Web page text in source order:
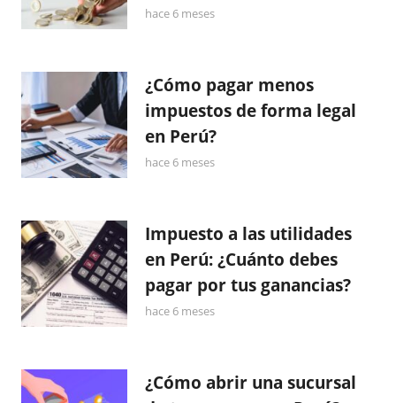
hace 6 meses
¿Cómo pagar menos
impuestos de forma legal
en Perú?
hace 6 meses
Impuesto a las utilidades
en Perú: ¿Cuánto debes
pagar por tus ganancias?
hace 6 meses
¿Cómo abrir una sucursal